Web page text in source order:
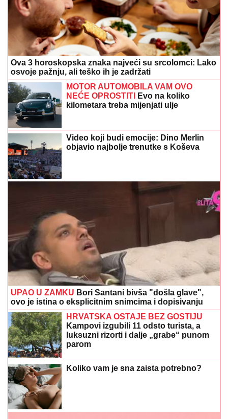
Ova 3 horoskopska znaka najveći su srcolomci: Lako
osvoje pažnju, ali teško ih je zadržati
MOTOR AUTOMOBILA VAM OVO
NEĆE OPROSTITI
Evo na koliko
kilometara treba mijenjati ulje
Video koji budi emocije: Dino Merlin
objavio najbolje trenutke s Koševa
UPAO U ZAMKU Bori Santani bivša "došla glave",
ovo je istina o eksplicitnim snimcima i dopisivanju
HRVATSKA OSTAJE BEZ GOSTIJU
Kampovi izgubili 11 odsto turista, a
luksuzni rizorti i dalje „grabe“ punom
parom
Koliko vam je sna zaista potrebno?